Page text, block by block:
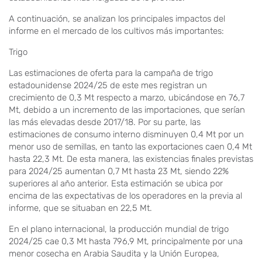
A continuación, se analizan los principales impactos del
informe en el mercado de los cultivos más importantes:
Trigo
Las estimaciones de oferta para la campaña de trigo
estadounidense 2024/25 de este mes registran un
crecimiento de 0,3 Mt respecto a marzo, ubicándose en 76,7
Mt, debido a un incremento de las importaciones, que serían
las más elevadas desde 2017/18. Por su parte, las
estimaciones de consumo interno disminuyen 0,4 Mt por un
menor uso de semillas, en tanto las exportaciones caen 0,4 Mt
hasta 22,3 Mt. De esta manera, las existencias finales previstas
para 2024/25 aumentan 0,7 Mt hasta 23 Mt, siendo 22%
superiores al año anterior. Esta estimación se ubica por
encima de las expectativas de los operadores en la previa al
informe, que se situaban en 22,5 Mt.
En el plano internacional, la producción mundial de trigo
2024/25 cae 0,3 Mt hasta 796,9 Mt, principalmente por una
menor cosecha en Arabia Saudita y la Unión Europea,